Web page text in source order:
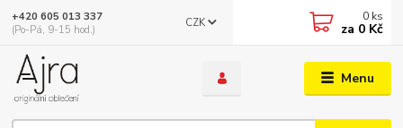
Menu
CZK
+420 605 013 337
(Po-Pá, 9-15 hod.)
0 ks
za 0 Kč